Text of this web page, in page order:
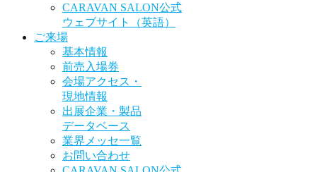
CARAVAN SALON公式
ウェブサイト（英語）
ご来場
基本情報
前売入場券
会場アクセス・
現地情報
出展企業・製品
データベース
業界メッセ一覧
お問い合わせ